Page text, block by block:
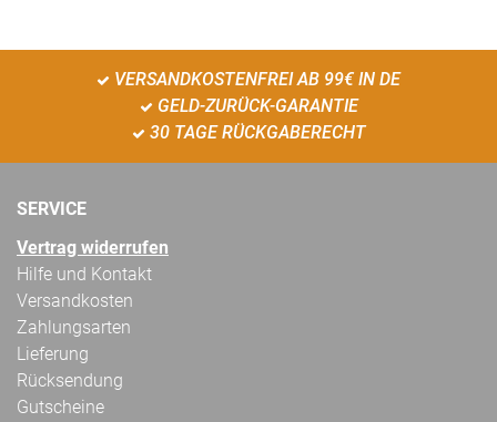
VERSANDKOSTENFREI AB 99€ IN DE
GELD-ZURÜCK-GARANTIE
30 TAGE RÜCKGABERECHT
SERVICE
Vertrag widerrufen
Hilfe und Kontakt
Versandkosten
Zahlungsarten
Lieferung
Rücksendung
Gutscheine